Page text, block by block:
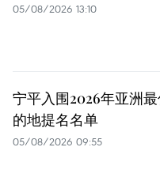
05/08/2026 13:10
宁平入围2026年亚洲
的地提名名单
05/08/2026 09:55